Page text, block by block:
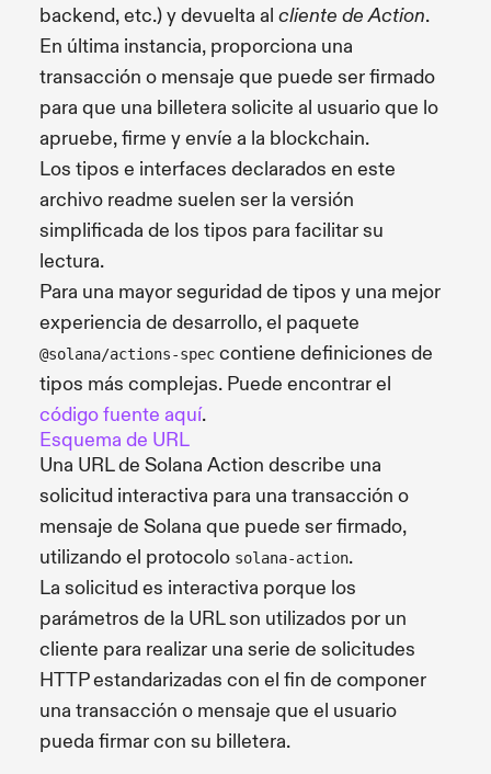
backend, etc.) y devuelta al cliente de Action.
En última instancia, proporciona una
transacción o mensaje que puede ser firmado
para que una billetera solicite al usuario que lo
apruebe, firme y envíe a la blockchain.
Los tipos e interfaces declarados en este
archivo readme suelen ser la versión
simplificada de los tipos para facilitar su
lectura.
Para una mayor seguridad de tipos y una mejor
experiencia de desarrollo, el paquete
@solana/actions-spec contiene definiciones de
tipos más complejas. Puede encontrar el
código fuente aquí.
Esquema de URL
Una URL de Solana Action describe una
solicitud interactiva para una transacción o
mensaje de Solana que puede ser firmado,
utilizando el protocolo solana-action.
La solicitud es interactiva porque los
parámetros de la URL son utilizados por un
cliente para realizar una serie de solicitudes
HTTP estandarizadas con el fin de componer
una transacción o mensaje que el usuario
pueda firmar con su billetera.